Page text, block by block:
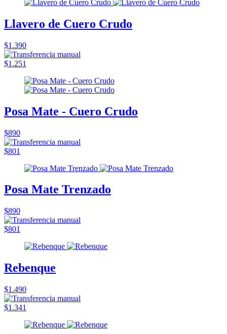
Llavero de Cuero Crudo
$1.390
$1.251
Posa Mate - Cuero Crudo
$890
$801
Posa Mate Trenzado
$890
$801
Rebenque
$1.490
$1.341